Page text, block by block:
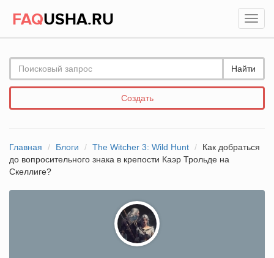
FAQUSHA.RU
Найти
Создать
Главная Блоги The Witcher 3: Wild Hunt
Как добраться
до вопросительного знака в крепости Каэр Трольде на
Скеллиге?